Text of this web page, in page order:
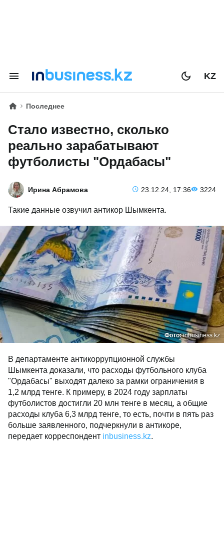
KZ
Последнее
Стало известно, сколько
реально зарабатывают
футболисты "Ордабасы"
Ирина Абрамова 23.12.24, 17:36 3224
Такие данные озвучил антикор Шымкента.
Фото:inbusiness.kz
В департаменте антикоррупционной службы
Шымкента доказали, что расходы футбольного клуба
"Ордабасы" выходят далеко за рамки ограничения в
1,2 млрд тенге. К примеру, в 2024 году зарплаты
футболистов достигли 20 млн тенге в месяц, а общие
расходы клуба 6,3 млрд тенге, то есть, почти в пять раз
больше заявленного, подчеркнули в антикоре,
передает корреспондент inbusiness.kz.